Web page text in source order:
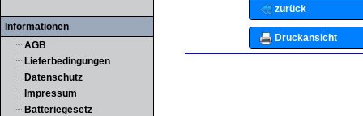
Informationen
AGB
Lieferbedingungen
Datenschutz
Impressum
Batteriegesetz
zurück
Druckansicht